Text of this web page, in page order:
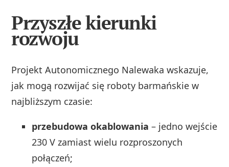
Przyszłe kierunki
rozwoju
Projekt Autonomicznego Nalewaka wskazuje,
jak mogą rozwijać się roboty barmańskie w
najbliższym czasie:
przebudowa okablowania – jedno wejście
230 V zamiast wielu rozproszonych
połączeń;